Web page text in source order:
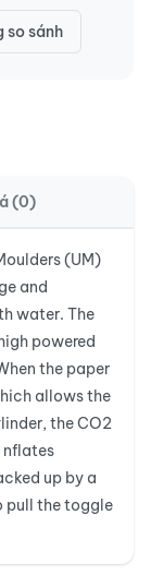
so sánh
(0)
(UM)
and
water. The
powered
the paper
allows the
the CO2
nflates
up by a
pull the toggle